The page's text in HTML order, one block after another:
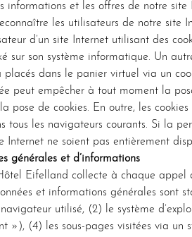
informations et les offres de notre
les utilisateurs de notre site
d’un site Internet utilisant des
sur son système informatique. Un
placés dans le panier virtuel via un
peut empêcher à tout moment la
pose de cookies. En outre, les
tous les navigateurs courants. Si la
Internet ne soient pas entièrement
générales et d’informations
Eifelland collecte à chaque appel
et informations générales sont
utilisé, (2) le système
»), (4) les sous-pages visitées via un